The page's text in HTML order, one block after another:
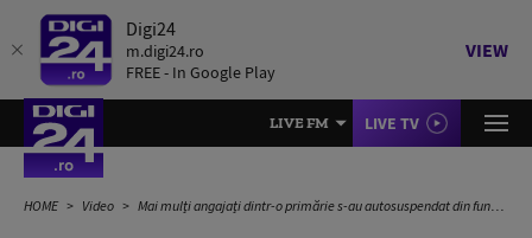
Digi24
m.digi24.ro
FREE - In Google Play
VIEW
LIVE FM LIVE TV
HOME Video Mai mulți angajați dintr-o primărie s-au autosuspendat din funcții, după ce primarul a anunțat că îi va verifica cu etilotestul